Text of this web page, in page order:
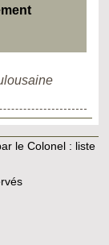
le Colonel : liste